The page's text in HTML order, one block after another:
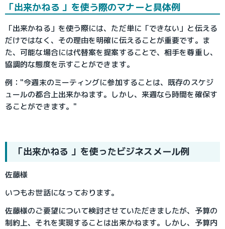
「出来かねる 」を使う際のマナーと具体例
「出来かねる」を使う際には、ただ単に「できない」と伝える
だけではなく、その理由を明確に伝えることが重要です。ま
た、可能な場合には代替案を提案することで、相手を尊重し、
協調的な態度を示すことができます。
例："今週末のミーティングに参加することは、既存のスケジ
ュールの都合上出来かねます。しかし、来週なら時間を確保す
ることができます。"
「出来かねる 」を使ったビジネスメール例
佐藤様
いつもお世話になっております。
佐藤様のご要望について検討させていただきましたが、予算の
制約上、それを実現することは出来かねます。しかし、予算内